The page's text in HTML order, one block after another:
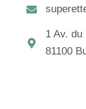
1 Av. du
81100